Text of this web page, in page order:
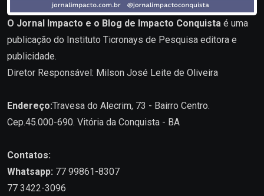
O Jornal Impacto e o Blog de Impacto Conquista é uma
publicação do Instituto Ticronays de Pesquisa editora e
publicidade.
Diretor Responsável: Milson José Leite de Oliveira
Endereço:Travesa do Alecrim, 73 - Bairro Centro.
Cep.45.000-690. Vitória da Conquista - BA
Contatos:
Whatsapp: 77 99861-8307
77 3422-3096